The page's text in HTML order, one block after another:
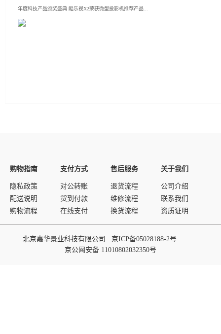
年度科技产品颁奖盛典 酷乐视X2荣获微型投影机推荐产品...
购物指南
隐私政策
配送说明
购物流程
支付方式
对公转账
货到付款
在线支付
售后服务
退货流程
维修流程
换货流程
关于我们
公司介绍
联系我们
资质证明
北京嘉华景业科技有限公司 京ICP备05028188-2号
京公网安备 11010802032350号